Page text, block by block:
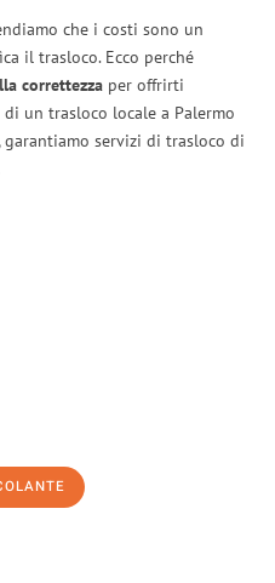
che i costi sono un
il trasloco. Ecco perché
correttezza per offrirti
un trasloco locale a Palermo
servizi di trasloco di